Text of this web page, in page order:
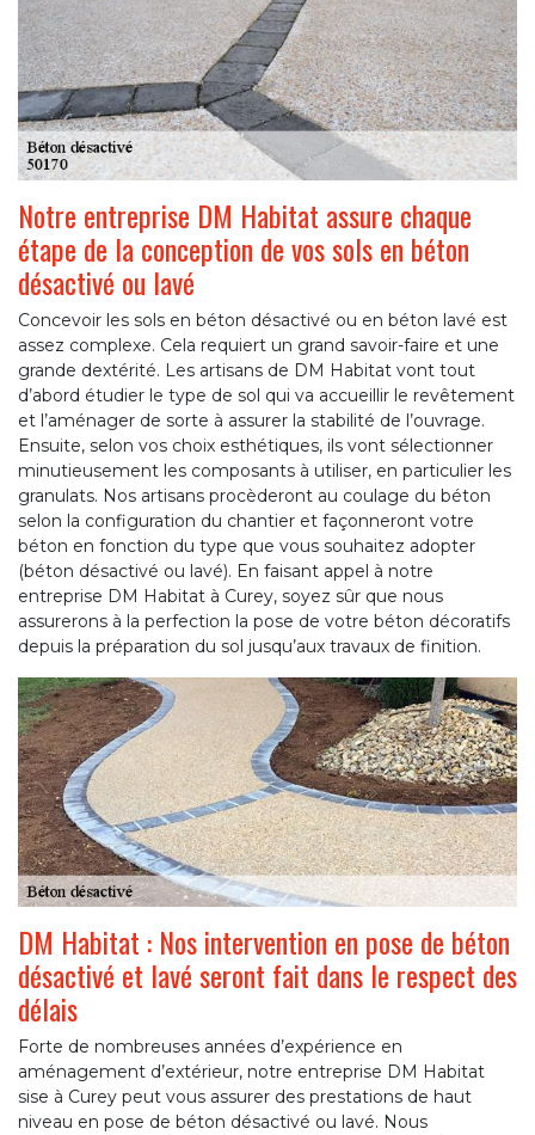
Notre entreprise DM Habitat assure chaque
étape de la conception de vos sols en béton
désactivé ou lavé
Concevoir les sols en béton désactivé ou en béton lavé est
assez complexe. Cela requiert un grand savoir-faire et une
grande dextérité. Les artisans de DM Habitat vont tout
d’abord étudier le type de sol qui va accueillir le revêtement
et l’aménager de sorte à assurer la stabilité de l’ouvrage.
Ensuite, selon vos choix esthétiques, ils vont sélectionner
minutieusement les composants à utiliser, en particulier les
granulats. Nos artisans procèderont au coulage du béton
selon la configuration du chantier et façonneront votre
béton en fonction du type que vous souhaitez adopter
(béton désactivé ou lavé). En faisant appel à notre
entreprise DM Habitat à Curey, soyez sûr que nous
assurerons à la perfection la pose de votre béton décoratifs
depuis la préparation du sol jusqu’aux travaux de finition.
DM Habitat : Nos intervention en pose de béton
désactivé et lavé seront fait dans le respect des
délais
Forte de nombreuses années d’expérience en
aménagement d’extérieur, notre entreprise DM Habitat
sise à Curey peut vous assurer des prestations de haut
niveau en pose de béton désactivé ou lavé. Nous